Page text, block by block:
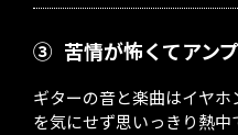
③ 苦情が怖くてアン
ギターの音と楽曲はイヤ
を気にせず思いっきり熱中